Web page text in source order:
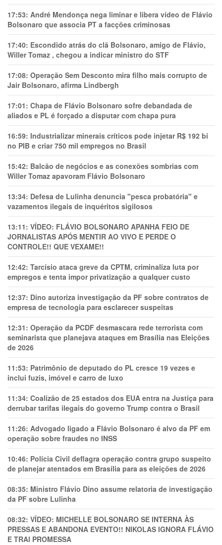
17:53: André Mendonça nega liminar e libera vídeo de Flávio
Bolsonaro que associa PT a facções criminosas
17:40: Escondido atrás do clã Bolsonaro, amigo de Flávio,
Willer Tomaz , chegou a indicar ministro do STF
17:08: Operação Sem Desconto mira filho mais corrupto de
Jair Bolsonaro, afirma Lindbergh
17:01: Chapa de Flávio Bolsonaro sofre debandada de
aliados e PL é forçado a disputar com chapa pura
16:59: Industrializar minerais críticos pode injetar R$ 192 bi
no PIB e criar 750 mil empregos no Brasil
15:42: Balcão de negócios e as conexões sombrias com
Willer Tomaz apavoram Flávio Bolsonaro
13:34: Defesa de Lulinha denuncia "pesca probatória" e
vazamentos ilegais de inquéritos sigilosos
13:11: VÍDEO: FLÁVIO BOLSONARO APANHA FEIO DE
JORNALISTAS APÓS MENTIR AO VIVO E PERDE O
CONTROLE!! QUE VEXAME!!
12:42: Tarcísio ataca greve da CPTM, criminaliza luta por
empregos e tenta impor privatização a qualquer custo
12:37: Dino autoriza investigação da PF sobre contratos de
empresa de tecnologia para esclarecer suspeitas
12:31: Operação da PCDF desmascara rede terrorista com
seminarista que planejava ataques em Brasília nas Eleições
de 2026
11:53: Patrimônio de deputado do PL cresce 19 vezes e
inclui fuzis, imóvel e carro de luxo
11:34: Coalizão de 25 estados dos EUA entra na Justiça para
derrubar tarifas ilegais do governo Trump contra o Brasil
11:26: Advogado ligado a Flávio Bolsonaro é alvo da PF em
operação sobre fraudes no INSS
10:46: Polícia Civil deflagra operação contra grupo suspeito
de planejar atentados em Brasília para as eleições de 2026
08:35: Ministro Flávio Dino assume relatoria de investigação
da PF sobre Lulinha
08:32: VÍDEO: MICHELLE BOLSONARO SE INTERNA ÀS
PRESSAS E ABANDONA EVENTO!! NIKOLAS IGNORA FLÁVIO
E TRAl PROMESSA